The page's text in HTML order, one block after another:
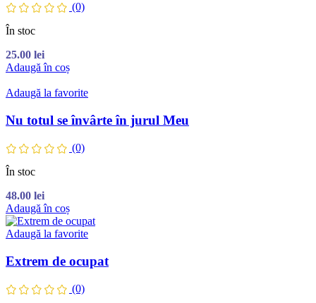
(0)
În stoc
25.00 lei
Adaugă în coș
Adaugă la favorite
Nu totul se învârte în jurul Meu
(0)
În stoc
48.00 lei
Adaugă în coș
Adaugă la favorite
Extrem de ocupat
(0)